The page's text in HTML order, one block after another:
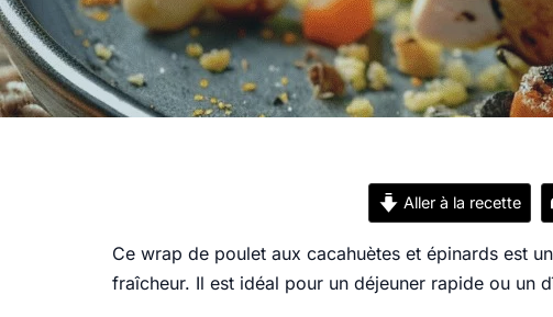
Aller à la recette
Ce wrap de poulet aux cacahuètes et épinards est
fraîcheur. Il est idéal pour un déjeuner rapide ou un